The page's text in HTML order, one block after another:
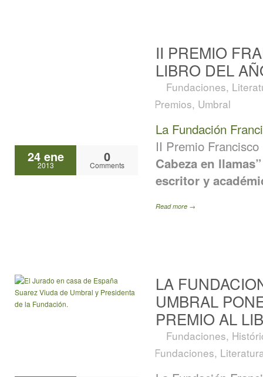
24 ene
2013
0
Comments
II PREMIO
LIBRO DEL
Fundaciones,
Premios, Umbral
La Fundación
II Premio
Cabeza en
escritor y
Read more →
LA
UMBRAL
PREMIO AL
Fundaciones,
Fundaciones,